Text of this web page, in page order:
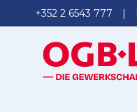
+352 2 6543 777